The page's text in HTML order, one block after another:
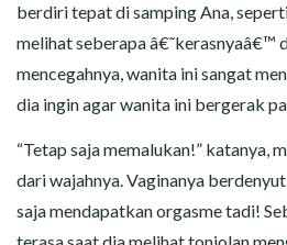
berdiri tepat di samping Ana,
melihat seberapa â€˜kerasnyaâ€™
mencegahnya, wanita ini sangat
dia ingin agar wanita ini bergerak
“Tetap saja memalukan!” katanya,
dari wajahnya. Vaginanya
saja mendapatkan orgasme tadi!